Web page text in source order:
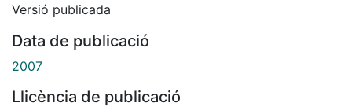
Versió publicada
Data de publicació
2007
Llicència de publicació